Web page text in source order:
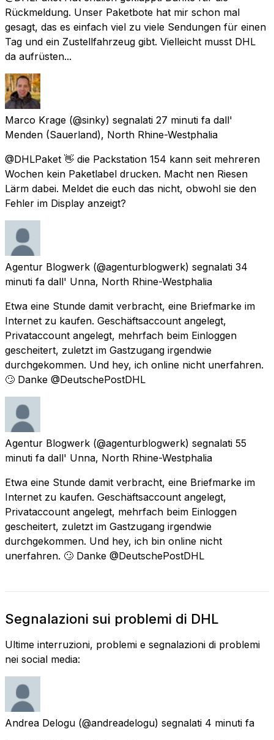
Rückmeldung. Unser Paketbote hat mir schon mal
gesagt, das es einfach viel zu viele Sendungen für einen
Tag und ein Zustellfahrzeug gibt. Vielleicht musst DHL
da aufrüsten...
Marco Krage (@sinky) segnalati 27 minuti fa dall'
Menden (Sauerland), North Rhine-Westphalia
@DHLPaket 👋 die Packstation 154 kann seit mehreren
Wochen kein Paketlabel drucken. Macht nen Riesen
Lärm dabei. Meldet die euch das nicht, obwohl sie den
Fehler im Display anzeigt?
Agentur Blogwerk (@agenturblogwerk) segnalati 34
minuti fa dall' Unna, North Rhine-Westphalia
Etwa eine Stunde damit verbracht, eine Briefmarke im
Internet zu kaufen. Geschäftsaccount angelegt,
Privataccount angelegt, mehrfach beim Einloggen
gescheitert, zuletzt im Gastzugang irgendwie
durchgekommen. Und hey, ich online nicht unerfahren.
🙄 Danke @DeutschePostDHL
Agentur Blogwerk (@agenturblogwerk) segnalati 55
minuti fa dall' Unna, North Rhine-Westphalia
Etwa eine Stunde damit verbracht, eine Briefmarke im
Internet zu kaufen. Geschäftsaccount angelegt,
Privataccount angelegt, mehrfach beim Einloggen
gescheitert, zuletzt im Gastzugang irgendwie
durchgekommen. Und hey, ich bin online nicht
unerfahren. 🙄 Danke @DeutschePostDHL
Segnalazioni sui problemi di DHL
Ultime interruzioni, problemi e segnalazioni di problemi
nei social media:
Andrea Delogu (@andreadelogu) segnalati 4 minuti fa